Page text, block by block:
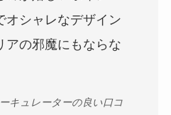
オシャレなデザイン
アの邪魔にもならな
キュレーターの良い口コ